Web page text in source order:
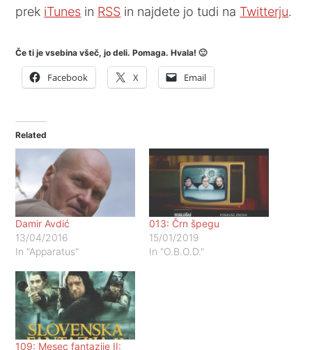
prek iTunes in RSS in najdete jo tudi na Twitterju.
Če ti je vsebina všeč, jo deli. Pomaga. Hvala! 🙂
Facebook X Email
Related
Damir Avdić
13/04/2016
In "Apparatus"
013: Črn špegu
15/01/2019
In "O.B.O.D."
109: Mesec fantazije II: